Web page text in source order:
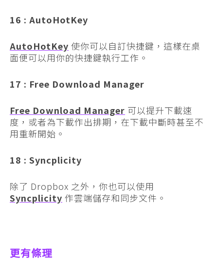
16 : AutoHotKey
AutoHotKey 使你可以自訂快捷鍵，這樣在桌
面便可以用你的快捷鍵執行工作。
17 : Free Download Manager
Free Download Manager 可以提升下載速
度，或者為下載作出排期，在下載中斷時甚至不
用重新開始。
18 : Syncplicity
除了 Dropbox 之外，你也可以使用
Syncplicity 作雲端儲存和同步文件。
更有條理